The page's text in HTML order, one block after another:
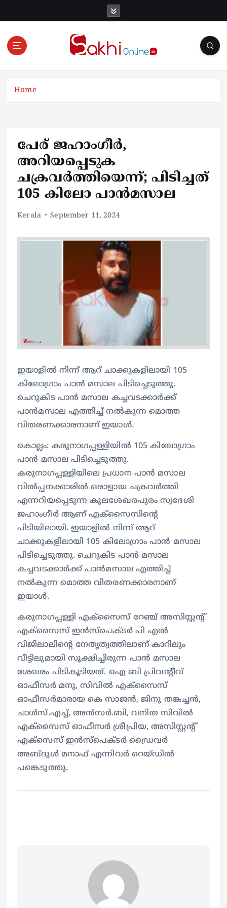
Online News Portal
Home
പേര് ജഹാം​ഗീ‍ർ,
അറിയപ്പെടുക
ചക്രവർത്തിയെന്ന്; പിടിച്ചത്
105 കിലോ പാൻമസാല
Kerala September 11, 2024
ഇയാളിൽ നിന്ന് ആറ് ചാക്കുകളിലായി 105
കിലോഗ്രാം പാൻ മസാല പിടിച്ചെടുത്തു.
ചെറുകിട പാൻ മസാല കച്ചവടക്കാർക്ക്
പാൻമസാല എത്തിച്ച് നൽകുന്ന മൊത്ത
വിതരണക്കാരനാണ് ഇയാൾ.
കൊല്ലം: കരുനാഗപ്പള്ളിയിൽ 105 കിലോഗ്രാം
പാൻ മസാല പിടിച്ചെടുത്തു.
കരുനാഗപ്പള്ളിയിലെ പ്രധാന പാൻ മസാല
വിൽപ്പനക്കാരിൽ ഒരാളായ ചക്രവർത്തി
എന്നറിയപ്പെടുന്ന കുലശേഖരപുരം സ്വദേശി
ജഹാംഗീർ ആണ് എക്സൈസിൻ്റെ
പിടിയിലായി. ഇയാളിൽ നിന്ന് ആറ്
ചാക്കുകളിലായി 105 കിലോഗ്രാം പാൻ മസാല
പിടിച്ചെടുത്തു. ചെറുകിട പാൻ മസാല
കച്ചവടക്കാർക്ക് പാൻമസാല എത്തിച്ച്
നൽകുന്ന മൊത്ത വിതരണക്കാരനാണ്
ഇയാൾ.
കരുനാഗപ്പള്ളി എക്സൈസ് റേഞ്ച് അസിസ്റ്റന്റ്
എക്സൈസ് ഇൻസ്‌പെക്ടർ പി എൽ
വിജിലാലിൻ്റെ നേതൃത്വത്തിലാണ് കാറിലും
വീട്ടിലുമായി സൂക്ഷിച്ചിരുന്ന പാൻ മസാല
ശേഖരം പിടികൂടിയത്. ഐ ബി പ്രിവന്റീവ്
ഓഫീസർ മനു, സിവിൽ എക്സൈസ്
ഓഫീസർമാരായ കെ സാജൻ, ജിനു തങ്കച്ചൻ,
ചാൾസ്.എച്ച്, അൻസർ.ബി, വനിത സിവിൽ
എക്സൈസ് ഓഫീസർ ശ്രീപ്രിയ, അസിസ്റ്റന്റ്
എക്സെസ് ഇൻസ്പെക്ടർ ഡ്രൈവർ
അബ്ദുൾ മനാഫ് എന്നിവർ റെയ്‌ഡിൽ
പങ്കെടുത്തു.